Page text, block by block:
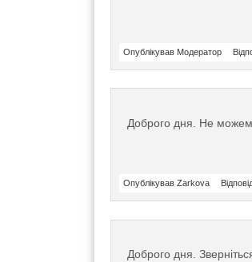
Опублікував Модератор
Доброго дня. Не
Опублікував Zarkova
Доброго дня.